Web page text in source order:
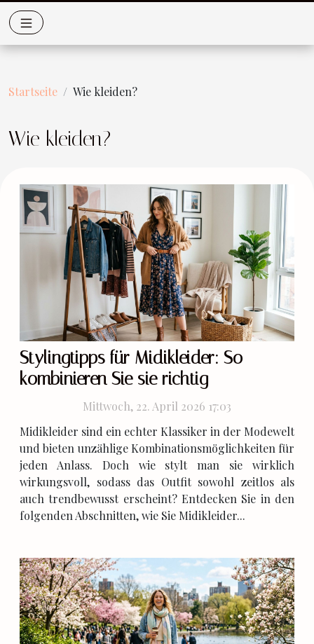
Startseite Wie kleiden?
Wie kleiden?
Stylingtipps für Midikleider: So
kombinieren Sie sie richtig
Mittwoch, 22. April 2026 17:03
Midikleider sind ein echter Klassiker in der Modewelt
und bieten unzählige Kombinationsmöglichkeiten für
jeden Anlass. Doch wie stylt man sie wirklich
wirkungsvoll, sodass das Outfit sowohl zeitlos als
auch trendbewusst erscheint? Entdecken Sie in den
folgenden Abschnitten, wie Sie Midikleider...